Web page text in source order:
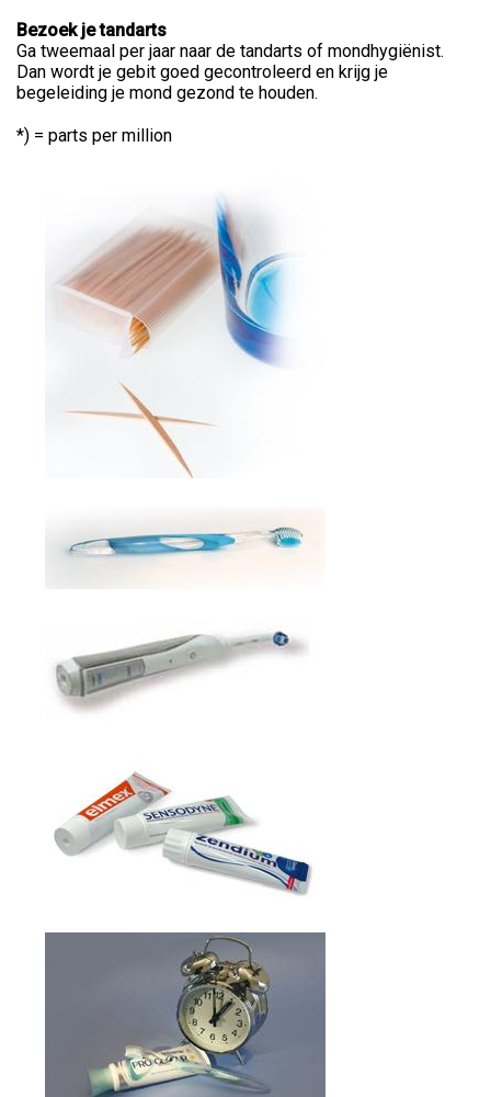
Bezoek je tandarts
Ga tweemaal per jaar naar de tandarts of mondhygiënist.
Dan wordt je gebit goed gecontroleerd en krijg je
begeleiding je mond gezond te houden.
*) = parts per million